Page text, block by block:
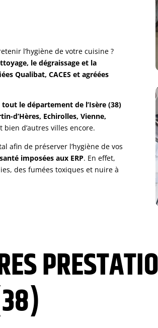
l’hygiène de votre cuisine ?
le dégraissage et la
Qualibat, CACES et agréées
tout le département de l’Isère (38)
d’Hères, Echirolles, Vienne,
bien d’autres villes encore.
afin de préserver l’hygiène de vos
imposées aux ERP. En effet,
des fumées toxiques et nuire à